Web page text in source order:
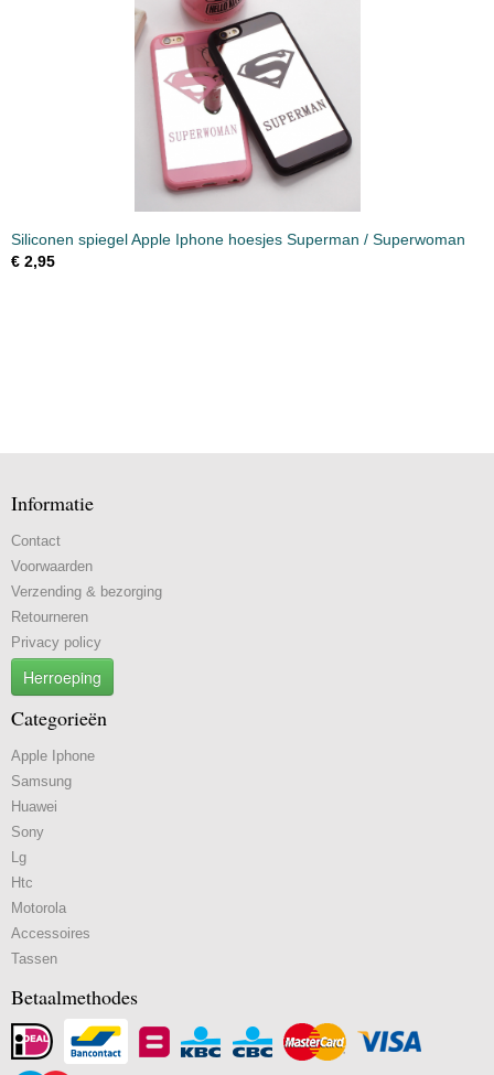
Siliconen spiegel Apple Iphone hoesjes Superman / Superwoman
€ 2,95
Informatie
Contact
Voorwaarden
Verzending & bezorging
Retourneren
Privacy policy
Herroeping
Categorieën
Apple Iphone
Samsung
Huawei
Sony
Lg
Htc
Motorola
Accessoires
Tassen
Betaalmethodes